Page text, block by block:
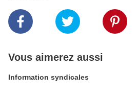
Vous aimerez aussi
Information syndicales